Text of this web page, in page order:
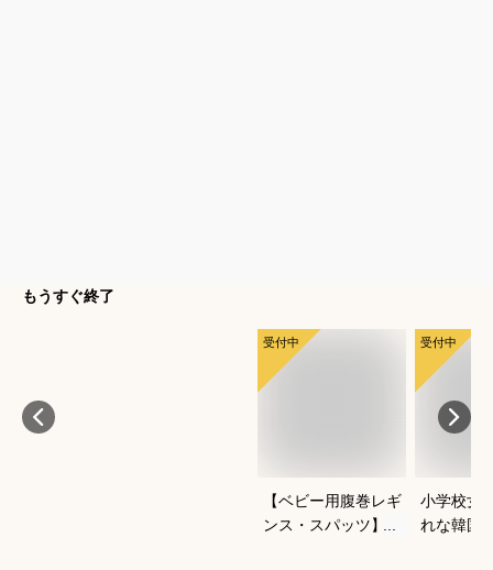
もうすぐ終了
受付中
【ベビー用腹巻レギ
ンス・スパッツ】よ
受付中
小学校女
れな韓国